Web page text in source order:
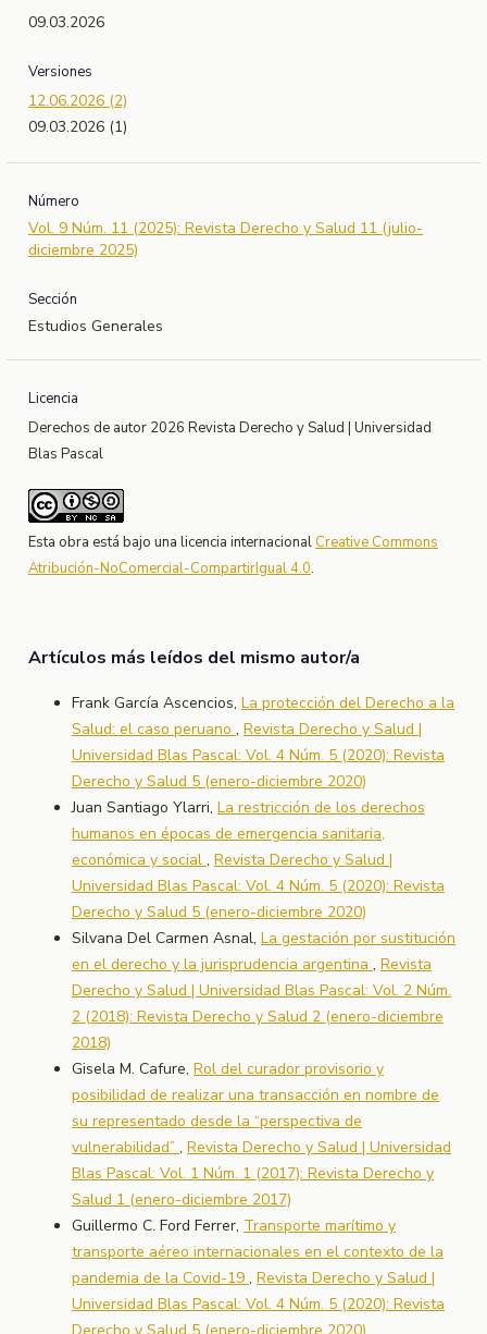
09.03.2026
Versiones
12.06.2026 (2)
09.03.2026 (1)
Número
Vol. 9 Núm. 11 (2025): Revista Derecho y Salud 11 (julio-
diciembre 2025)
Sección
Estudios Generales
Licencia
Derechos de autor 2026 Revista Derecho y Salud | Universidad
Blas Pascal
Esta obra está bajo una licencia internacional Creative Commons
Atribución-NoComercial-CompartirIgual 4.0.
Artículos más leídos del mismo autor/a
Frank García Ascencios, La protección del Derecho a la
Salud: el caso peruano , Revista Derecho y Salud |
Universidad Blas Pascal: Vol. 4 Núm. 5 (2020): Revista
Derecho y Salud 5 (enero-diciembre 2020)
Juan Santiago Ylarri, La restricción de los derechos
humanos en épocas de emergencia sanitaria,
económica y social , Revista Derecho y Salud |
Universidad Blas Pascal: Vol. 4 Núm. 5 (2020): Revista
Derecho y Salud 5 (enero-diciembre 2020)
Silvana Del Carmen Asnal, La gestación por sustitución
en el derecho y la jurisprudencia argentina , Revista
Derecho y Salud | Universidad Blas Pascal: Vol. 2 Núm.
2 (2018): Revista Derecho y Salud 2 (enero-diciembre
2018)
Gisela M. Cafure, Rol del curador provisorio y
posibilidad de realizar una transacción en nombre de
su representado desde la “perspectiva de
vulnerabilidad” , Revista Derecho y Salud | Universidad
Blas Pascal: Vol. 1 Núm. 1 (2017): Revista Derecho y
Salud 1 (enero-diciembre 2017)
Guillermo C. Ford Ferrer, Transporte marítimo y
transporte aéreo internacionales en el contexto de la
pandemia de la Covid-19 , Revista Derecho y Salud |
Universidad Blas Pascal: Vol. 4 Núm. 5 (2020): Revista